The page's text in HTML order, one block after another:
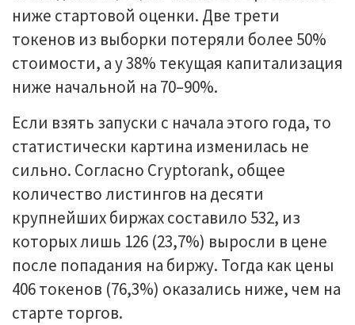
ниже стартовой оценки. Две трети
токенов из выборки потеряли более 50%
стоимости, а у 38% текущая капитализация
ниже начальной на 70–90%.
Если взять запуски с начала этого года, то
статистически картина изменилась не
сильно. Согласно Cryptorank, общее
количество листингов на десяти
крупнейших биржах составило 532, из
которых лишь 126 (23,7%) выросли в цене
после попадания на биржу. Тогда как цены
406 токенов (76,3%) оказались ниже, чем на
старте торгов.